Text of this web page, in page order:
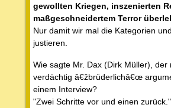
gewollten Kriegen, inszenierten
maßgeschneidertem Terror
Nur damit wir mal die Kategorien
justieren.
Wie sagte Mr. Dax (Dirk Müller), der
verdächtig â€žbrüderlichâ€œ
einem Interview?
"Zwei Schritte vor und einen zurück."